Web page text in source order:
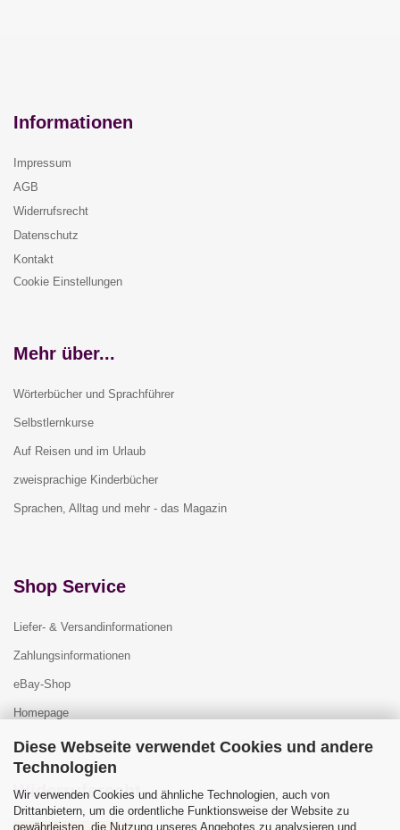
Diese Webseite verwendet Cookies und andere
Technologien
Wir verwenden Cookies und ähnliche Technologien, auch von
Drittanbietern, um die ordentliche Funktionsweise der Website zu
gewährleisten, die Nutzung unseres Angebotes zu analysieren und
Informationen
Impressum
AGB
Widerrufsrecht
Datenschutz
Kontakt
Cookie Einstellungen
Mehr über...
Wörterbücher und Sprachführer
Selbstlernkurse
Auf Reisen und im Urlaub
zweisprachige Kinderbücher
Sprachen, Alltag und mehr - das Magazin
Shop Service
Liefer- & Versandinformationen
Zahlungsinformationen
eBay-Shop
Homepage
Widerrufsrecht